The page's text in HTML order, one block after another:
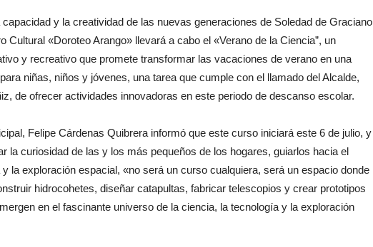
y la creatividad de las nuevas generaciones de Soledad de Graciano
Cultural «Doroteo Arango» llevará a cabo el «Verano de la Ciencia”, un
y recreativo que promete transformar las vacaciones de verano en una
niñas, niños y jóvenes, una tarea que cumple con el llamado del Alcalde,
de ofrecer actividades innovadoras en este periodo de descanso escolar.
Felipe Cárdenas Quibrera informó que este curso iniciará este 6 de julio, y
la curiosidad de las y los más pequeños de los hogares, guiarlos hacia el
la exploración espacial, «no será un curso cualquiera, será un espacio donde
hidrocohetes, diseñar catapultas, fabricar telescopios y crear prototipos
en el fascinante universo de la ciencia, la tecnología y la exploración